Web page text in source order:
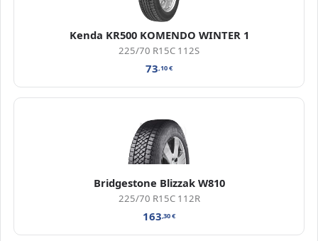
Kenda KR500 KOMENDO WINTER 1
225/70 R15C 112S
73,10€
Bridgestone Blizzak W810
225/70 R15C 112R
163,30€